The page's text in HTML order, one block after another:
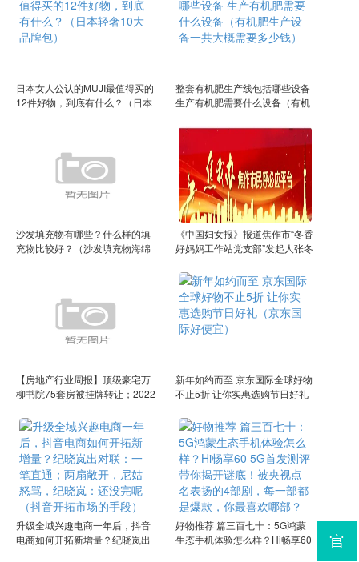
日本女人公认的MUJI最值得买的
12件好物，到底有什么？（日本
整套有机肥生产线包括哪些设备
生产有机肥需要什么设备（有机
钱）
沙发填充物有哪些？什么样的填
充物比较好？（沙发填充物海绵
《中国妇女报》报道焦作市“冬香
好妈妈工作站党支部”发起人张冬
闻）
【房地产行业周报】顶级豪宅万
柳书院75套房被挂牌转让；2022
长；抖音幸福里退出线下房地产
市场她因师生恋意外怀孕，想打
掉却发现是龙凤胎，女儿如今大
家都认识（万柳书院楼盘房价）
新年如约而至 京东国际全球好物
不止5折 让你实惠选购节日好礼
升级全域兴趣电商一年后，抖音
电商如何开拓新增量？纪晓岚出
好物推荐 篇三百七十：5G鸿蒙
生态手机体验怎么样？Hi畅享60